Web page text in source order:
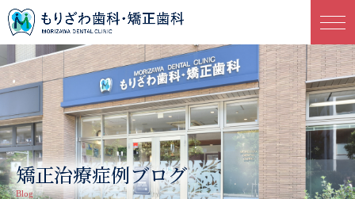
矯正治療症例ブログ
Blog